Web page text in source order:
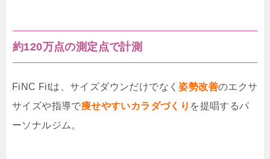
約120万点の測定点で計測
FiNC Fitは、サイズダウンだけでなく姿勢改善のエクサ
サイズや指導で痩せやすいカラダづくり を提唱するパ
ーソナルジム。